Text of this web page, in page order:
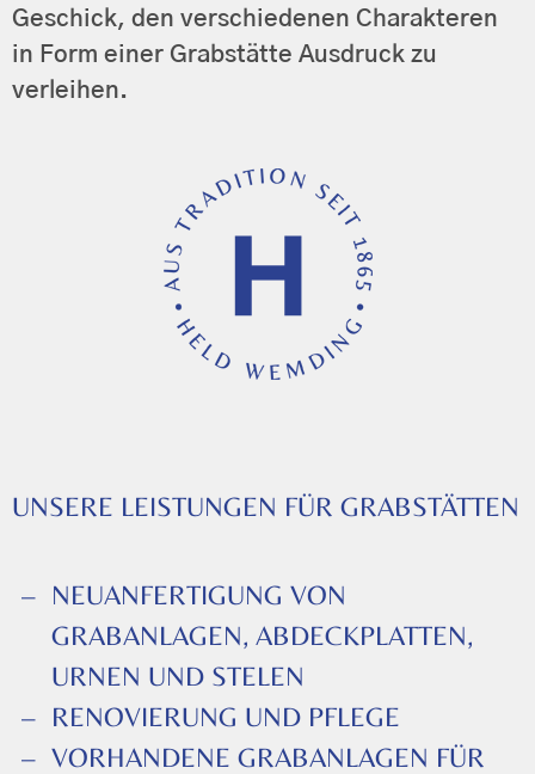
Geschick, den verschiedenen Charakteren
in Form einer Grabstätte Ausdruck zu
verleihen.
UNSERE LEISTUNGEN FÜR GRABSTÄTTEN
NEUANFERTIGUNG VON
GRABANLAGEN, ABDECKPLATTEN,
URNEN UND STELEN
RENOVIERUNG UND PFLEGE
VORHANDENE GRABANLAGEN FÜR